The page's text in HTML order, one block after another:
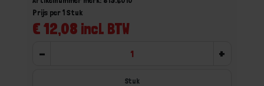
€ 12,08 incl. BTW
Prijs per 1 Stuk
- +
Stuk